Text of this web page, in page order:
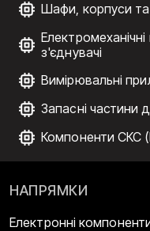
Шафи, корпуси
з'єднувачі
Вимірювальні
Запасні частини
Компоненти СКС
НАПРЯМКИ
Електронні